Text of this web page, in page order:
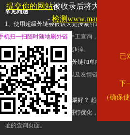
常见问题
1、使用超级外链会被认为是搜索引擎优化作弊
查询工具，模拟的是正常手工查询，不是作弊
推广竞争对手的网址，让它k掉。
2、网站优化单纯依靠超级外链加单向链接可行吗
链，需要结合普通的外链以及友情链接，您可
台交换友情链接。
3、如何使用超级外链效果最好？ 超级外链不同
有频繁使用超级外链工具进行优化，才能获得稳
址的查询页面。
提交你的网站被收录后将大幅提升流
- 检测
已
下
（确保
机扫一扫随时随地刷外链